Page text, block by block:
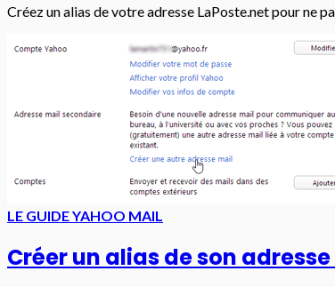
Créez un alias de votre adresse LaPoste.net pour ne
LE GUIDE YAHOO MAIL
Créer un alias de son